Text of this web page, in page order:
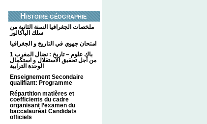
Histoire géographie
ملخصات الجغرافيا السنة الثانية من
سلك الباكالور
امتحان جهوي في التاريخ و الجغرافيا
1 باك علوم – تاريخ : نضال المغرب
من أجل تحقيق الاستقلال و استكمال
الوحدة الترابية
Enseignement Secondaire
qualifiant: Programme
Répartition matières et
coefficients du cadre
organisant l’examen du
baccalauréat Candidats
officiels